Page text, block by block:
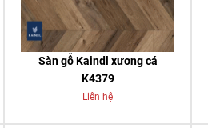
Sàn gỗ Kaindl xương cá
K4379
Liên hệ